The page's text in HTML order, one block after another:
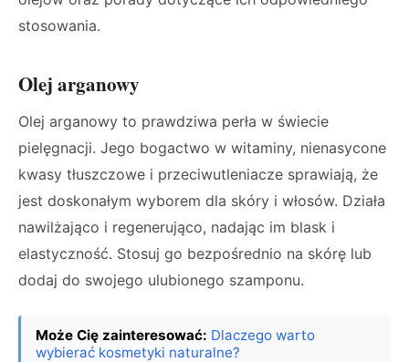
stosowania.
Olej arganowy
Olej arganowy to prawdziwa perła w świecie
pielęgnacji. Jego bogactwo w witaminy, nienasycone
kwasy tłuszczowe i przeciwutleniacze sprawiają, że
jest doskonałym wyborem dla skóry i włosów. Działa
nawilżająco i regenerująco, nadając im blask i
elastyczność. Stosuj go bezpośrednio na skórę lub
dodaj do swojego ulubionego szamponu.
Może Cię zainteresować: Dlaczego warto
wybierać kosmetyki naturalne?